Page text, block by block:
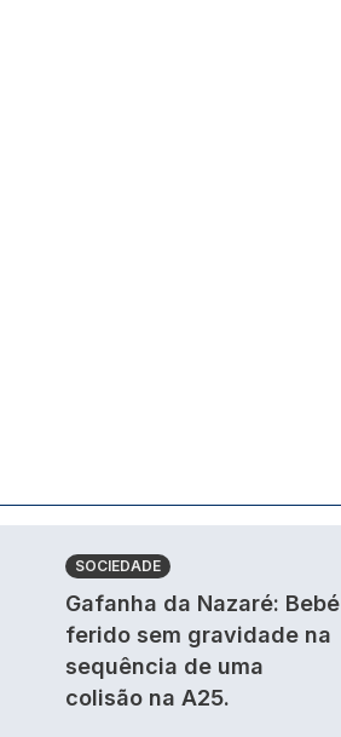
SOCIEDADE
Gafanha da Nazaré: Bebé
ferido sem gravidade na
sequência de uma
colisão na A25.